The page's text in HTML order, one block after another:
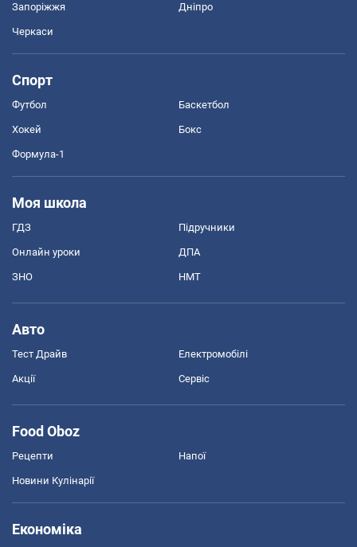
Запоріжжя Дніпро
Черкаси
Спорт
Футбол Баскетбол
Хокей Бокс
Формула-1
Моя школа
ГДЗ Підручники
Онлайн уроки ДПА
ЗНО НМТ
Авто
Тест Драйв Електромобілі
Акції Сервіс
Food Oboz
Рецепти Напої
Новини Кулінарії
Економіка